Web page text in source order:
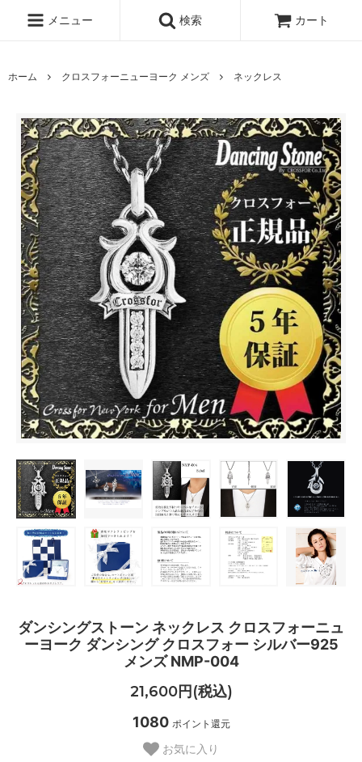
メニュー 検索 カート
ホーム クロスフォーニューヨーク メンズ ネックレス
ダンシングストーン ネックレス クロスフォーニュ
ーヨーク ダンシング クロスフォー シルバー925
メンズ NMP-004
21,600円(税込)
1080 ポイント還元
お気に入り